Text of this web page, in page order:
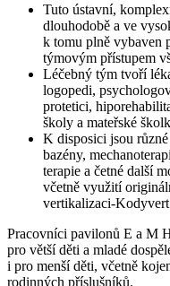
Tuto ústavní,
dlouhodobě a ve
k tomu plně vybaven
týmovým přístupem
Léčebný tým tvoří
logopedi,
protetici,
školy a mateřské
K disposici jsou
bazény,
terapie a četné další
včetně využití
vertikalizaci-
Pracovníci pavilonů E a M
pro větší děti a mladé
i pro menší děti, včetně
rodinných příslušníků.